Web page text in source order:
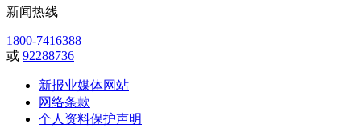
新闻热线
1800-7416388
或 92288736
新报业媒体网站
网络条款
个人资料保护声明